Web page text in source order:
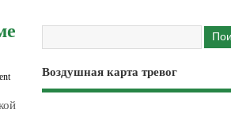
Воздушная карта тревог